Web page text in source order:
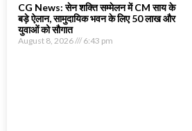
CG News: सेन शक्ति सम्मेलन में CM साय के
बड़े ऐलान, सामुदायिक भवन के लिए 50 लाख और
युवाओं को सौगात
August 8, 2026 6:43 pm